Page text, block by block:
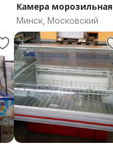
Камера морозильная
Минск, Московский